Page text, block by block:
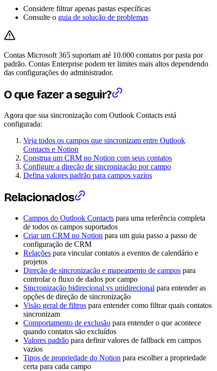
Considere filtrar apenas pastas específicas
Consulte o guia de solução de problemas
Contas Microsoft 365 suportam até 10.000 contatos por pasta por
padrão. Contas Enterprise podem ter limites mais altos dependendo
das configurações do administrador.
O que fazer a seguir?
Agora que sua sincronização com Outlook Contacts está
configurada:
Veja todos os campos que sincronizam entre Outlook
Contacts e Notion
Construa um CRM no Notion com seus contatos
Configure a direção de sincronização por campo
Defina valores padrão para campos vazios
Relacionados
Campos do Outlook Contacts para uma referência completa
de todos os campos suportados
Criar um CRM no Notion para um guia passo a passo de
configuração de CRM
Relações para vincular contatos a eventos de calendário e
projetos
Direção de sincronização e mapeamento de campos para
controlar o fluxo de dados por campo
Sincronização bidirecional vs unidirecional para entender as
opções de direção de sincronização
Visão geral de filtros para entender como filtrar quais contatos
sincronizam
Comportamento de exclusão para entender o que acontece
quando contatos são excluídos
Valores padrão para definir valores de fallback em campos
vazios
Tipos de propriedade do Notion para escolher a propriedade
certa para cada campo